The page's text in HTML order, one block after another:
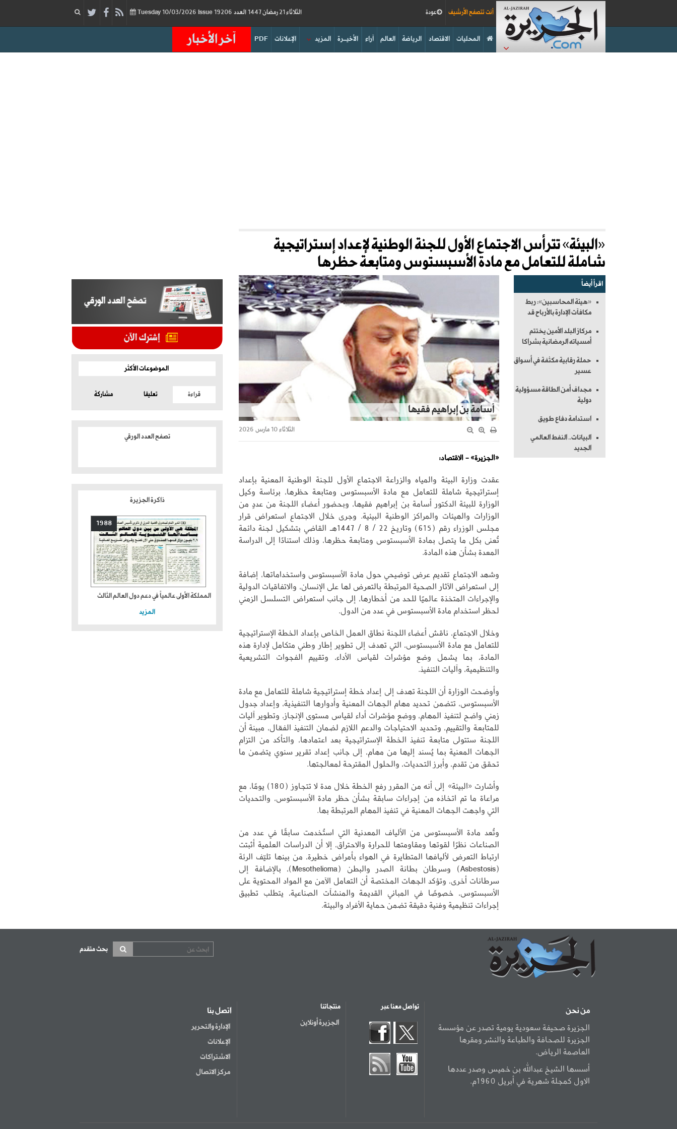
الثلاثاء 21 رمضان 1447 العدد 19206 10/03/2026 Issue عودة أنت تتصفح الأرشيف
آخر الأخبار PDF الإعلانات المزيد الأخيــرة آراء العالم الرياضة الاقتصاد المحليات
«البيئة» تترأس الاجتماع الأول للجنة الوطنية لإعداد إستراتيجية
شاملة للتعامل مع مادة الأسبستوس ومتابعة حظرها
اقرأ أيضاً
«هيئة المحاسبين»: ربط
مكافآت الإدارة بالأرباح قد
مركاز البلد الأمين يختتم
أمسياته الرمضانية بشراكا
حملة رقابية مكثفة في أسواق
عسير
مجداف أمن الطاقة مسؤولية
دولية
استدامة دفاع طويق
البيانات.. النفط العالمي
الجديد
أسامة بن إبراهيم فقيها
الثلاثاء 10 مارس 2026
«الجزيرة» - الاقتصاد:
عقدت وزارة البيئة والمياه والزراعة الاجتماع الأول للجنة الوطنية المعنية بإعداد
إستراتيجية شاملة للتعامل مع مادة الأسبستوس ومتابعة حظرها، برئاسة وكيل
الوزارة للبيئة الدكتور أسامة بن إبراهيم فقيها، وبحضور أعضاء اللجنة من عددٍ من
الوزارات والهيئات والمراكز الوطنية البيئية. وجرى خلال الاجتماع استعراض قرار
مجلس الوزراء رقم (615) وتاريخ 22 / 8 / 1447هـ القاضي بتشكيل لجنة دائمة
تُعنى بكل ما يتصل بمادة الأسبستوس ومتابعة حظرها، وذلك استنادًا إلى الدراسة
المعدة بشأن هذه المادة.
وشهد الاجتماع تقديم عرض توضيحي حول مادة الأسبستوس واستخداماتها، إضافة
إلى استعراض الآثار الصحية المرتبطة بالتعرض لها على الإنسان، والاتفاقيات الدولية
والإجراءات المتخذة عالميًا للحد من أخطارها، إلى جانب استعراض التسلسل الزمني
لحظر استخدام مادة الأسبستوس في عدد من الدول.
وخلال الاجتماع، ناقش أعضاء اللجنة نطاق العمل الخاص بإعداد الخطة الإستراتيجية
للتعامل مع مادة الأسبستوس، التي تهدف إلى تطوير إطار وطني متكامل لإدارة هذه
المادة، بما يشمل وضع مؤشرات لقياس الأداء، وتقييم الفجوات التشريعية
والتنظيمية، وآليات التنفيذ.
وأوضحت الوزارة أن اللجنة تهدف إلى إعداد خطة إستراتيجية شاملة للتعامل مع مادة
الأسبستوس، تتضمن تحديد مهام الجهات المعنية وأدوارها التنفيذية، وإعداد جدول
زمني واضح لتنفيذ المهام، ووضع مؤشرات أداء لقياس مستوى الإنجاز، وتطوير آليات
للمتابعة والتقييم، وتحديد الاحتياجات والدعم اللازم لضمان التنفيذ الفعّال، مبينة أن
اللجنة ستتولى متابعة تنفيذ الخطة الإستراتيجية بعد اعتمادها، والتأكد من التزام
الجهات المعنية بما يُسند إليها من مهام، إلى جانب إعداد تقرير سنوي يتضمن ما
تحقق من تقدم، وأبرز التحديات، والحلول المقترحة لمعالجتها.
وأشارت «البيئة» إلى أنه من المقرر رفع الخطة خلال مدة لا تتجاوز (180) يومًا، مع
مراعاة ما تم اتخاذه من إجراءات سابقة بشأن حظر مادة الأسبستوس، والتحديات
التي واجهت الجهات المعنية في تنفيذ المهام المرتبطة بها.
وتُعد مادة الأسبستوس من الألياف المعدنية التي استُخدمت سابقًا في عدد من
الصناعات نظرًا لقوتها ومقاومتها للحرارة والاحتراق، إلا أن الدراسات العلمية أثبتت
ارتباط التعرض لأليافها المتطايرة في الهواء بأمراض خطيرة، من بينها تليّف الرئة
(Asbestosis) وسرطان بطانة الصدر والبطن (Mesothelioma)، بالإضافة إلى
سرطانات أخرى، وتؤكد الجهات المختصة أن التعامل الآمن مع المواد المحتوية على
الأسبستوس، خصوصًا في المباني القديمة والمنشآت الصناعية، يتطلب تطبيق
إجراءات تنظيمية وفنية دقيقة تضمن حماية الأفراد والبيئة.
الموضوعات الأكثر
قراءة تعليقا مشاركة
تصفح العدد الورقي
ذاكرة الجزيرة
1988
المملكة الأولى عالمياً في دعم دول العالم الثالث
المزيد
بحث متقدم
من نحن
الجزيرة صحيفة سعودية يومية تصدر عن مؤسسة
الجزيرة للصحافة والطباعة والنشر ومقرها
العاصمة الرياض.
أسسها الشيخ عبدالله بن خميس وصدر عددها
الاول كمجلة شهرية في أبريل 1960م.
تواصل معنا عبر منتجاتنا
الجزيرة أونلاين
اتصل بنا
الإدارة والتحرير
الإعلانات
الاشتراكات
مركز الاتصال